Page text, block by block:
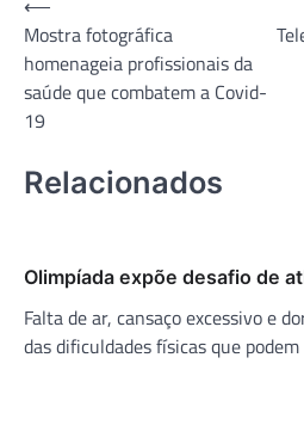
Navegação
de
Post
Mostra fotográfica
homenageia profissionais da
saúde que combatem a Covid-
19
Relacionados
Olimpíada expõe desafio de
Falta de ar, cansaço excessivo e
das dificuldades físicas que